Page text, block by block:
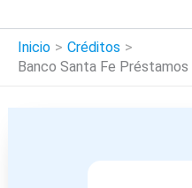
Inicio
Créditos
Banco Santa Fe